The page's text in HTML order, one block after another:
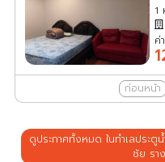
1
ค่
ก่อนหน้า
ดูประกาศทั้งหมด ในทำเลประ
ชัย รา